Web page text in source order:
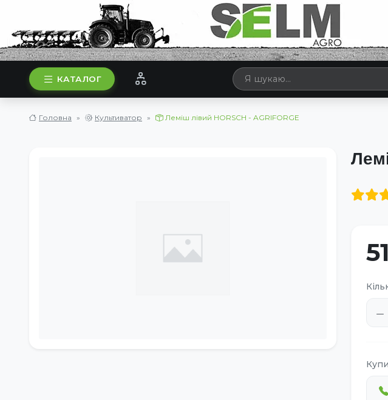
КАТАЛОГ
Головна Культиватор Леміш лівий HORSCH - AGRIFORGE